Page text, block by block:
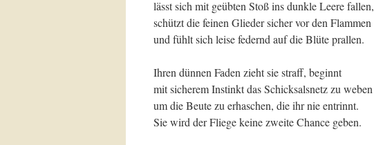
lässt sich mit geübten Stoß ins dunkle Leere fallen,
schützt die feinen Glieder sicher vor den Flammen
und fühlt sich leise federnd auf die Blüte prallen.
Ihren dünnen Faden zieht sie straff, beginnt
mit sicherem Instinkt das Schicksalsnetz zu weben
um die Beute zu erhaschen, die ihr nie entrinnt.
Sie wird der Fliege keine zweite Chance geben.